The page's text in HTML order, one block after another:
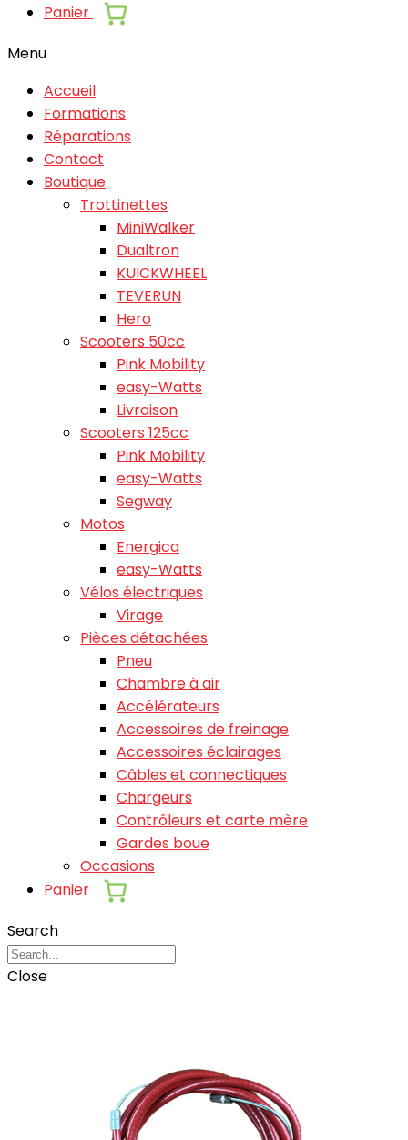
Panier
Menu
Accueil
Formations
Réparations
Contact
Boutique
Trottinettes
MiniWalker
Dualtron
KUICKWHEEL
TEVERUN
Hero
Scooters 50cc
Pink Mobility
easy-Watts
Livraison
Scooters 125cc
Pink Mobility
easy-Watts
Segway
Motos
Energica
easy-Watts
Vélos électriques
Virage
Pièces détachées
Pneu
Chambre à air
Accélérateurs
Accessoires de freinage
Accessoires éclairages
Câbles et connectiques
Chargeurs
Contrôleurs et carte mère
Gardes boue
Occasions
Panier
Search
Close